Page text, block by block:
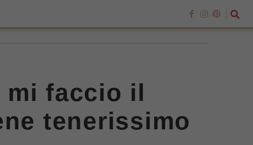
mi faccio il
tenerissimo